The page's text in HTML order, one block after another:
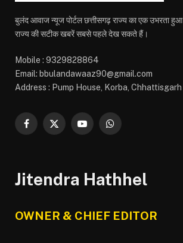
बुलंद आवाज न्यूज पोर्टल छत्तीसगढ़ राज्य का एक उभरता
राज्य की सटीक खबरें सबसे पहले देख सकते हैं।
Mobile : 9329828864
Email: bbulandawaaz90@gmail.com
Address : Pump House, Korba, Chhattisgarh
Facebook
X
YouTubeWhatsApp
Jitendra Hathhel
OWNER & CHIEF EDITOR